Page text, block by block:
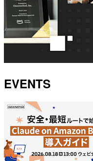
EVENTS